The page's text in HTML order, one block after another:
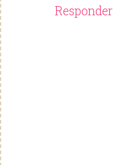
Responder